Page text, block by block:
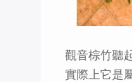
觀音棕竹聽
實際上它是